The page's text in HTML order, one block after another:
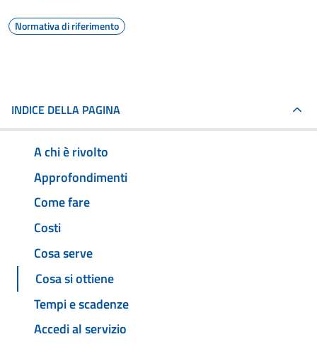
Normativa di riferimento
INDICE DELLA PAGINA
A chi è rivolto
Approfondimenti
Come fare
Costi
Cosa serve
Cosa si ottiene
Tempi e scadenze
Accedi al servizio